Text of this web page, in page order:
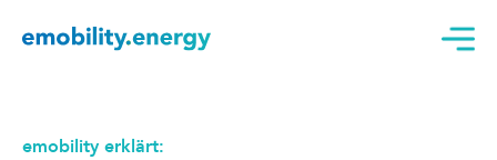
emobility erklärt: